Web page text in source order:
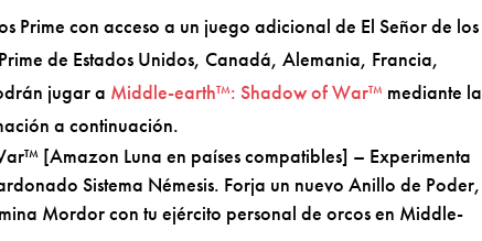
Prime con acceso a un juego adicional de El Señor de los
de Estados Unidos, Canadá, Alemania, Francia,
jugar a Middle-earth™: Shadow of War™ mediante la
a continuación.
[Amazon Luna en países compatibles] – Experimenta
Sistema Némesis. Forja un nuevo Anillo de Poder,
Mordor con tu ejército personal de orcos en Middle-